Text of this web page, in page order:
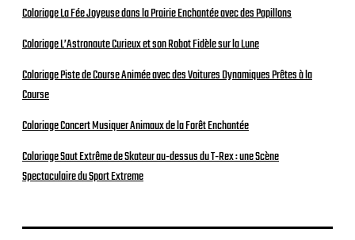
Coloriage La Fée Joyeuse dans la Prairie Enchantée avec des Papillons
Coloriage L’Astronaute Curieux et son Robot Fidèle sur la Lune
Coloriage Piste de Course Animée avec des Voitures Dynamiques Prêtes à la
Course
Coloriage Concert Musiquer Animaux de la Forêt Enchantée
Coloriage Saut Extrême de Skateur au-dessus du T-Rex : une Scène
Spectaculaire du Sport Extreme